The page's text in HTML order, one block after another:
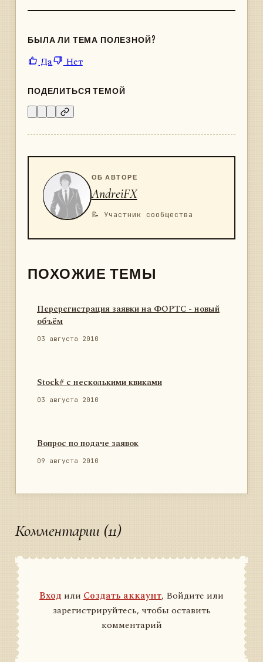
БЫЛА ЛИ ТЕМА ПОЛЕЗНОЙ?
Да Нет
ПОДЕЛИТЬСЯ ТЕМОЙ
ОБ АВТОРЕ
AndreiFX
📝 Участник сообщества
ПОХОЖИЕ ТЕМЫ
Перерегистрация заявки на ФОРТС - новый
объём
03 августа 2010
Stock# с несколькими квиками
03 августа 2010
Вопрос по подаче заявок
09 августа 2010
Комментарии (11)
Вход или Создать аккаунт, Войдите или
зарегистрируйтесь, чтобы оставить
комментарий